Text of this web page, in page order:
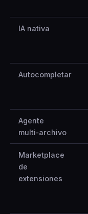
IA nativa
Autocompletar
Agente
multi‑archivo
Marketplace
de
extensiones